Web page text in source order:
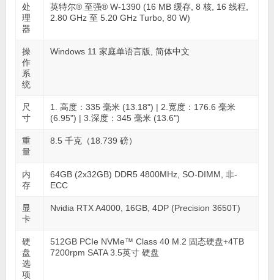
处
理
器
英特尔® 至强® W-1390 (16 MB 缓存, 8 核, 16 线程,
2.80 GHz 至 5.20 GHz Turbo, 80 W)
操
作
系
统
Windows 11 家庭单语言版, 简体中文
尺
寸
1. 高度：335 毫米 (13.18") | 2.宽度：176.6 毫米
(6.95") | 3.深度：345 毫米 (13.6")
重
量
8.5 千克（18.739 磅）
内
存
64GB (2x32GB) DDR5 4800MHz, SO-DIMM, 非-
ECC
显
卡
Nvidia RTX A4000, 16GB, 4DP (Precision 3650T)
硬
盘
选
项
512GB PCIe NVMe™ Class 40 M.2 固态硬盘+4TB
7200rpm SATA 3.5英寸 硬盘